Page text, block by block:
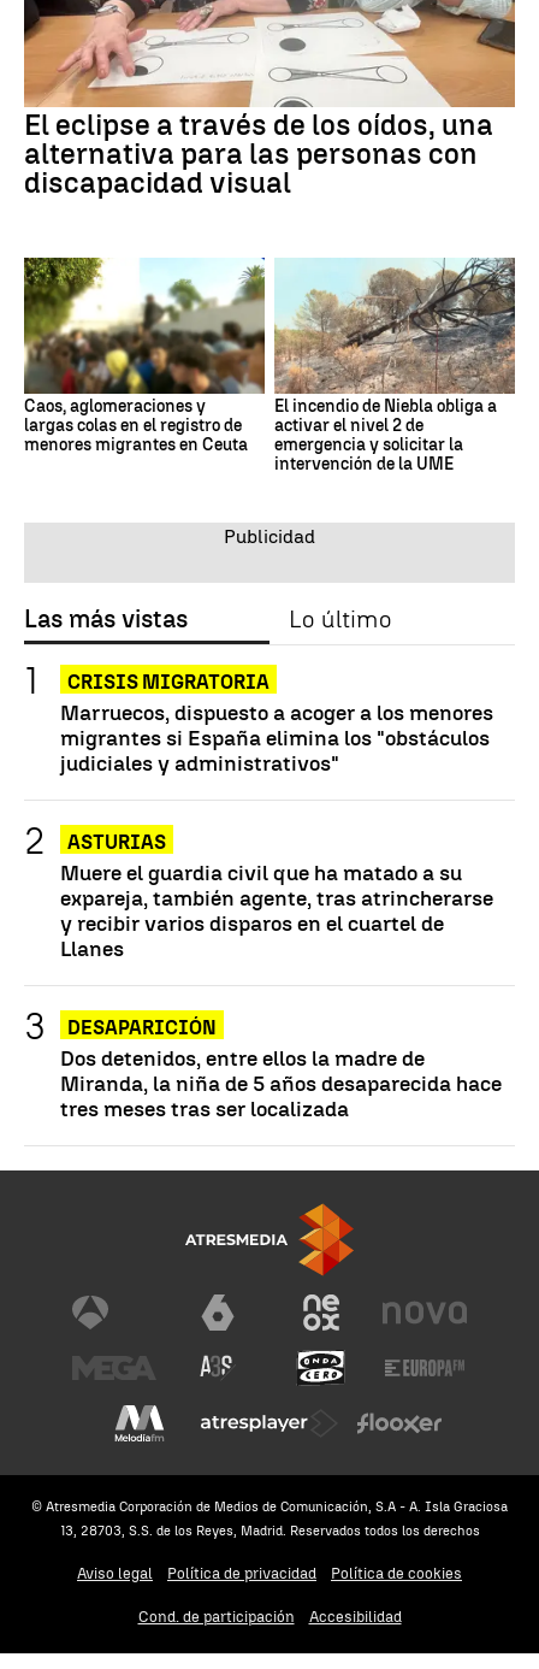
El eclipse a través de los oídos, una
alternativa para las personas con
discapacidad visual
Caos, aglomeraciones y
largas colas en el registro de
menores migrantes en Ceuta
El incendio de Niebla obliga a
activar el nivel 2 de
emergencia y solicitar la
intervención de la UME
Las más vistas Lo último
CRISIS MIGRATORIA
Marruecos, dispuesto a acoger a los menores
migrantes si España elimina los "obstáculos
judiciales y administrativos"
ASTURIAS
Muere el guardia civil que ha matado a su
expareja, también agente, tras atrincherarse
y recibir varios disparos en el cuartel de
Llanes
DESAPARICIÓN
Dos detenidos, entre ellos la madre de
Miranda, la niña de 5 años desaparecida hace
tres meses tras ser localizada
© Atresmedia Corporación de Medios de Comunicación, S.A - A. Isla Graciosa
13, 28703, S.S. de los Reyes, Madrid. Reservados todos los derechos
Aviso legal Política de privacidad Política de cookies
Cond. de participación Accesibilidad